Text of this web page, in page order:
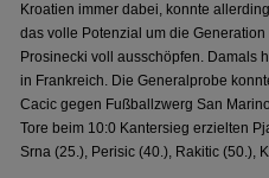
Kroatien immer dabei, konnte
das volle Potenzial um die
Prosinecki voll ausschöpfen. Damals
in Frankreich. Die Generalprobe
Cacic gegen Fußballzwerg San
Tore beim 10:0 Kantersieg erzielten
Srna (25.), Perisic (40.), Rakitic (50.),